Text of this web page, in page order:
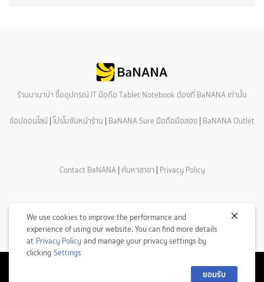
ร้านบานาน่า ซื้ออุปกรณ์ IT มือถือ Tablet Notebook ต้องที่ BaNANA เท่านั้น
ช้อปออนไลน์ | โปรโมชันหน้าร้าน | BaNANA Sure มือถือมือสอง | BaNANA Outlet
Contact BaNANA| ค้นหาสาขา | Privacy Policy
© Copyright 2026 Com7 Public Company Limited All Rights Reserved.
We use cookies to improve the performance and
experience of using our website. You can find more details
at Privacy Policy and manage your privacy settings by
clicking Settings
ยอมรับ